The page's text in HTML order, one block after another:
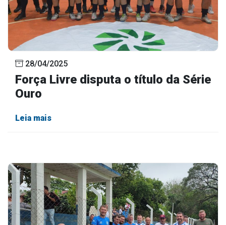
28/04/2025
Força Livre disputa o título da Série
Ouro
Leia mais